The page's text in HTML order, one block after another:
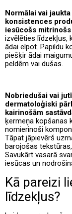
Normālai vai
konsistences
iesūcošs
izvēlēties līdzekļus,
ādai elpot. Papildu
piešķir ādai
peldēm vai dušas.
Nobriedušai vai
dermatoloģiski
kairinošām
ķermeņa kopšanas
nomierinoši
Tāpat jāpievērš
barojošas
Savukārt vasarā
iesūcas un
Kā pareizi
līdzekļus?